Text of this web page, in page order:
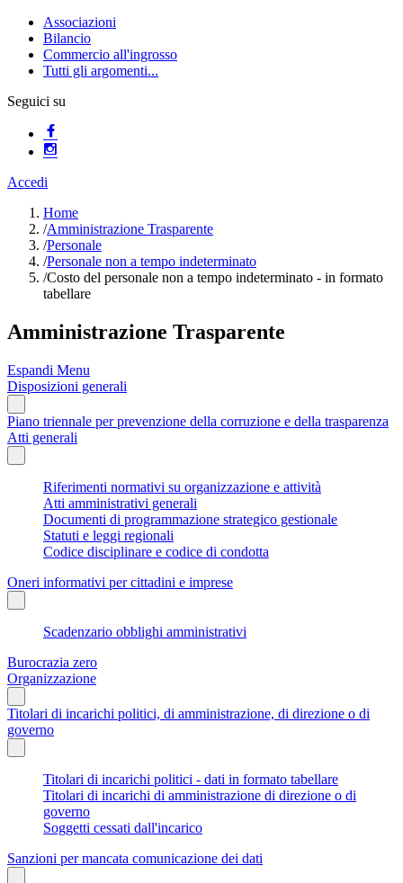
Associazioni
Bilancio
Commercio all'ingrosso
Tutti gli argomenti...
Seguici su
Accedi
Home
/Amministrazione Trasparente
/Personale
/Personale non a tempo indeterminato
/Costo del personale non a tempo indeterminato - in formato
tabellare
Amministrazione Trasparente
Espandi Menu
Disposizioni generali
Piano triennale per prevenzione della corruzione e della trasparenza
Atti generali
Riferimenti normativi su organizzazione e attività
Atti amministrativi generali
Documenti di programmazione strategico gestionale
Statuti e leggi regionali
Codice disciplinare e codice di condotta
Oneri informativi per cittadini e imprese
Scadenzario obblighi amministrativi
Burocrazia zero
Organizzazione
Titolari di incarichi politici, di amministrazione, di direzione o di
governo
Titolari di incarichi politici - dati in formato tabellare
Titolari di incarichi di amministrazione di direzione o di
governo
Soggetti cessati dall'incarico
Sanzioni per mancata comunicazione dei dati